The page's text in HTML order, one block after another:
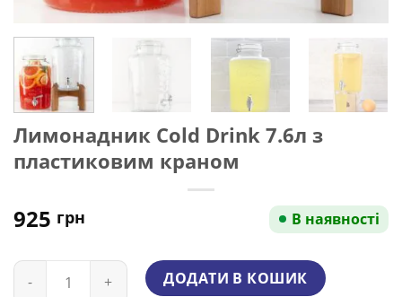
Лимонадник Cold Drink 7.6л з
пластиковим краном
925 грн В наявності
Кількість ДОДАТИ В КОШИК